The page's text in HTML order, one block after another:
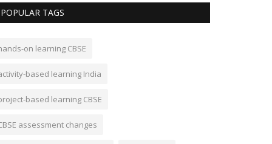
POPULAR TAGS
on learning CBSE
based learning India
based learning CBSE
assessment changes